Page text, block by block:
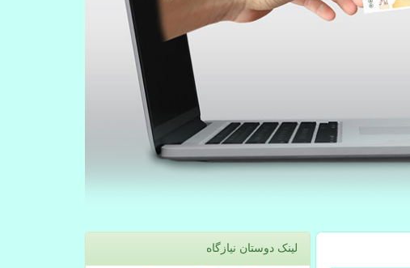
لینک دوستان نیازگاه